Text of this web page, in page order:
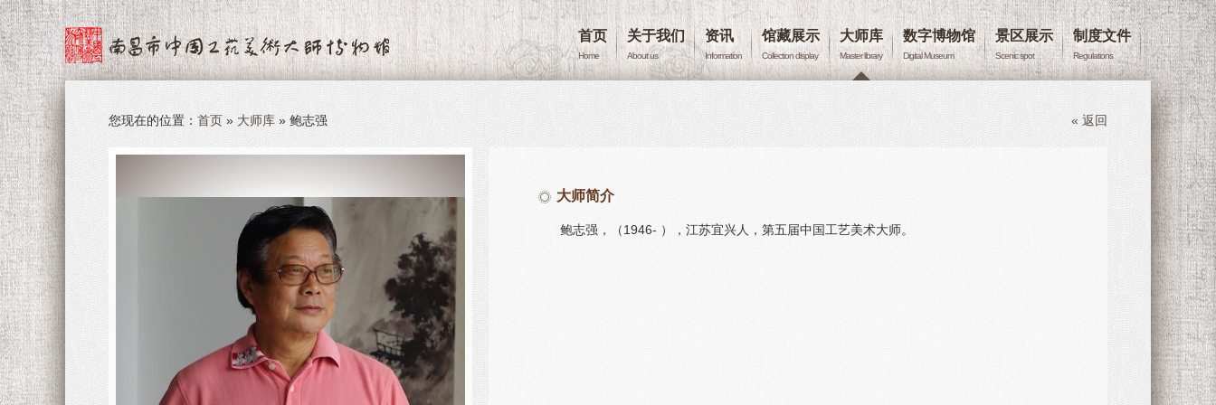
首页
Home
关于我们
About us
资讯
Information
馆藏展示
Collection display
大师库
Master library
数字博物馆
Digital Museum
景区展示
Scenic spot
制度文件
Regulations
您现在的位置：首页 » 大师库 » 鲍志强 « 返回
大师简介
鲍志强，（1946- ），江苏宜兴人，第五届中国工艺美术大师。